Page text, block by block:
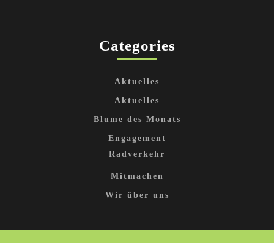
Categories
Aktuelles
Aktuelles
Blume des Monats
Engagement
Radverkehr
Mitmachen
Wir über uns